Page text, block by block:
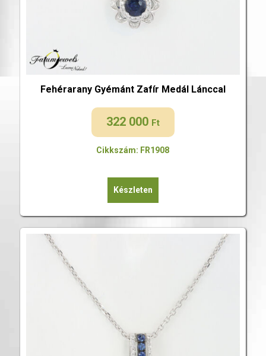
Fehérarany Gyémánt Zafír Medál Lánccal
322 000 Ft
Cikkszám: FR1908
Készleten